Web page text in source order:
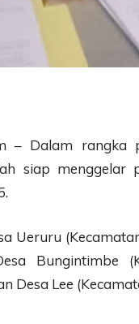
– Dalam rangka
siap menggelar
Ueruru
Bungintimbe
Desa Lee